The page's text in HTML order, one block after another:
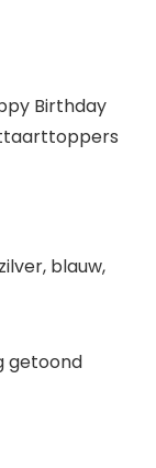
Birthday
blauw,
getoond